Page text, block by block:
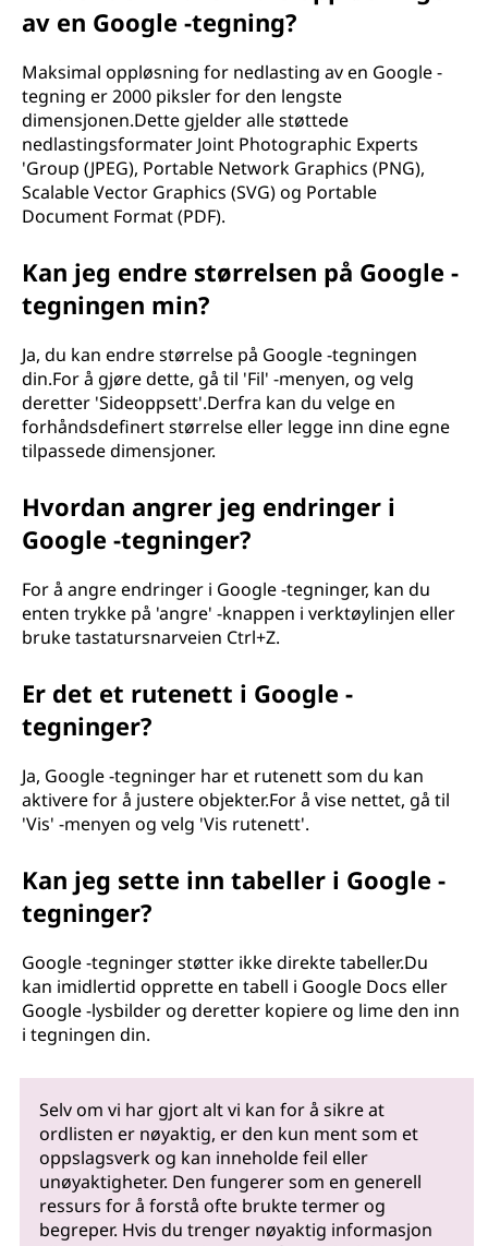
av en Google -tegning?
Maksimal oppløsning for nedlasting av en Google -
tegning er 2000 piksler for den lengste
dimensjonen.Dette gjelder alle støttede
nedlastingsformater Joint Photographic Experts
'Group (JPEG), Portable Network Graphics (PNG),
Scalable Vector Graphics (SVG) og Portable
Document Format (PDF).
Kan jeg endre størrelsen på Google -
tegningen min?
Ja, du kan endre størrelse på Google -tegningen
din.For å gjøre dette, gå til 'Fil' -menyen, og velg
deretter 'Sideoppsett'.Derfra kan du velge en
forhåndsdefinert størrelse eller legge inn dine egne
tilpassede dimensjoner.
Hvordan angrer jeg endringer i
Google -tegninger?
For å angre endringer i Google -tegninger, kan du
enten trykke på 'angre' -knappen i verktøylinjen eller
bruke tastatursnarveien Ctrl+Z.
Er det et rutenett i Google -
tegninger?
Ja, Google -tegninger har et rutenett som du kan
aktivere for å justere objekter.For å vise nettet, gå til
'Vis' -menyen og velg 'Vis rutenett'.
Kan jeg sette inn tabeller i Google -
tegninger?
Google -tegninger støtter ikke direkte tabeller.Du
kan imidlertid opprette en tabell i Google Docs eller
Google -lysbilder og deretter kopiere og lime den inn
i tegningen din.
Selv om vi har gjort alt vi kan for å sikre at
ordlisten er nøyaktig, er den kun ment som et
oppslagsverk og kan inneholde feil eller
unøyaktigheter. Den fungerer som en generell
ressurs for å forstå ofte brukte termer og
begreper. Hvis du trenger nøyaktig informasjon